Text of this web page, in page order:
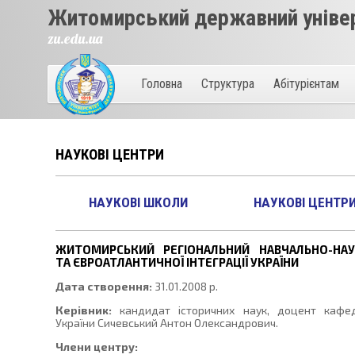
Житомирський державний
zu.edu.ua
Головна Структура Абітурієнтам
НАУКОВІ ЦЕНТРИ
НАУКОВІ ШКОЛИ НАУКОВІ
ЖИТОМИРСЬКИЙ РЕГІОНАЛЬНИЙ НАВЧАЛЬНО-
ТА ЄВРОАТЛАНТИЧНОЇ ІНТЕГРАЦІЇ УКРАЇНИ
Дата створення: 31.01.2008 р.
Керівник: кандидат історичних наук, доцент
України Сичевський Антон Олександрович.
Члени центру: